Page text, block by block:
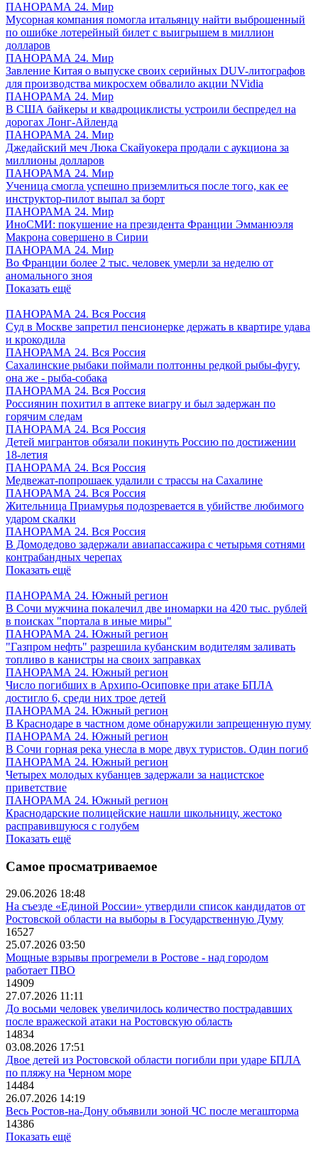
ПАНОРАМА 24. Мир
Мусорная компания помогла итальянцу найти выброшенный
по ошибке лотерейный билет с выигрышем в миллион
долларов
ПАНОРАМА 24. Мир
Завление Китая о выпуске своих серийных DUV-литографов
для производства микросхем обвалило акции NVidia
ПАНОРАМА 24. Мир
В США байкеры и квадроциклисты устроили беспредел на
дорогах Лонг-Айленда
ПАНОРАМА 24. Мир
Джедайский меч Люка Скайуокера продали с аукциона за
миллионы долларов
ПАНОРАМА 24. Мир
Ученица смогла успешно приземлиться после того, как ее
инструктор-пилот выпал за борт
ПАНОРАМА 24. Мир
ИноСМИ: покушение на президента Франции Эмманюэля
Макрона совершено в Сирии
ПАНОРАМА 24. Мир
Во Франции более 2 тыс. человек умерли за неделю от
аномального зноя
Показать ещё
ПАНОРАМА 24. Вся Россия
Суд в Москве запретил пенсионерке держать в квартире удава
и крокодила
ПАНОРАМА 24. Вся Россия
Сахалинские рыбаки поймали полтонны редкой рыбы-фугу,
она же - рыба-собака
ПАНОРАМА 24. Вся Россия
Россиянин похитил в аптеке виагру и был задержан по
горячим следам
ПАНОРАМА 24. Вся Россия
Детей мигрантов обязали покинуть Россию по достижении
18-летия
ПАНОРАМА 24. Вся Россия
Медвежат-попрошаек удалили с трассы на Сахалине
ПАНОРАМА 24. Вся Россия
Жительница Приамурья подозревается в убийстве любимого
ударом скалки
ПАНОРАМА 24. Вся Россия
В Домодедово задержали авиапассажира с четырьмя сотнями
контрабандных черепах
Показать ещё
ПАНОРАМА 24. Южный регион
В Сочи мужчина покалечил две иномарки на 420 тыс. рублей
в поисках "портала в иные миры"
ПАНОРАМА 24. Южный регион
"Газпром нефть" разрешила кубанским водителям заливать
топливо в канистры на своих заправках
ПАНОРАМА 24. Южный регион
Число погибших в Архипо-Осиповке при атаке БПЛА
достигло 6, среди них трое детей
ПАНОРАМА 24. Южный регион
В Краснодаре в частном доме обнаружили запрещенную пуму
ПАНОРАМА 24. Южный регион
В Сочи горная река унесла в море двух туристов. Один погиб
ПАНОРАМА 24. Южный регион
Четырех молодых кубанцев задержали за нацистское
приветствие
ПАНОРАМА 24. Южный регион
Краснодарские полицейские нашли школьницу, жестоко
расправившуюся с голубем
Показать ещё
Самое просматриваемое
29.06.2026 18:48
На съезде «Единой России» утвердили список кандидатов от
Ростовской области на выборы в Государственную Думу
16527
25.07.2026 03:50
Мощные взрывы прогремели в Ростове - над городом
работает ПВО
14909
27.07.2026 11:11
До восьми человек увеличилось количество пострадавших
после вражеской атаки на Ростовскую область
14834
03.08.2026 17:51
Двое детей из Ростовской области погибли при ударе БПЛА
по пляжу на Черном море
14484
26.07.2026 14:19
Весь Ростов-на-Дону объявили зоной ЧС после мегашторма
14386
Показать ещё